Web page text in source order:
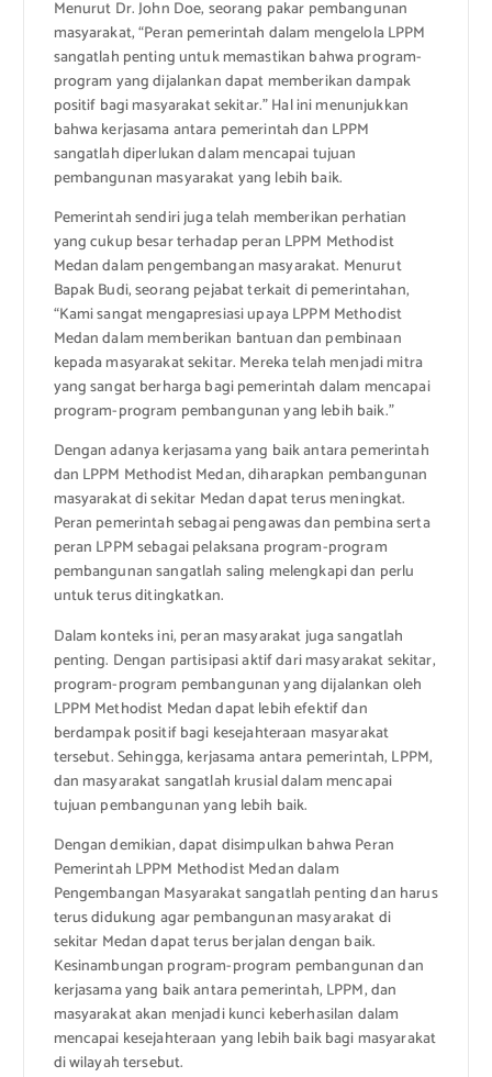
Menurut Dr. John Doe, seorang pakar pembangunan
masyarakat, “Peran pemerintah dalam mengelola LPPM
sangatlah penting untuk memastikan bahwa program-
program yang dijalankan dapat memberikan dampak
positif bagi masyarakat sekitar.” Hal ini menunjukkan
bahwa kerjasama antara pemerintah dan LPPM
sangatlah diperlukan dalam mencapai tujuan
pembangunan masyarakat yang lebih baik.
Pemerintah sendiri juga telah memberikan perhatian
yang cukup besar terhadap peran LPPM Methodist
Medan dalam pengembangan masyarakat. Menurut
Bapak Budi, seorang pejabat terkait di pemerintahan,
“Kami sangat mengapresiasi upaya LPPM Methodist
Medan dalam memberikan bantuan dan pembinaan
kepada masyarakat sekitar. Mereka telah menjadi mitra
yang sangat berharga bagi pemerintah dalam mencapai
program-program pembangunan yang lebih baik.”
Dengan adanya kerjasama yang baik antara pemerintah
dan LPPM Methodist Medan, diharapkan pembangunan
masyarakat di sekitar Medan dapat terus meningkat.
Peran pemerintah sebagai pengawas dan pembina serta
peran LPPM sebagai pelaksana program-program
pembangunan sangatlah saling melengkapi dan perlu
untuk terus ditingkatkan.
Dalam konteks ini, peran masyarakat juga sangatlah
penting. Dengan partisipasi aktif dari masyarakat sekitar,
program-program pembangunan yang dijalankan oleh
LPPM Methodist Medan dapat lebih efektif dan
berdampak positif bagi kesejahteraan masyarakat
tersebut. Sehingga, kerjasama antara pemerintah, LPPM,
dan masyarakat sangatlah krusial dalam mencapai
tujuan pembangunan yang lebih baik.
Dengan demikian, dapat disimpulkan bahwa Peran
Pemerintah LPPM Methodist Medan dalam
Pengembangan Masyarakat sangatlah penting dan harus
terus didukung agar pembangunan masyarakat di
sekitar Medan dapat terus berjalan dengan baik.
Kesinambungan program-program pembangunan dan
kerjasama yang baik antara pemerintah, LPPM, dan
masyarakat akan menjadi kunci keberhasilan dalam
mencapai kesejahteraan yang lebih baik bagi masyarakat
di wilayah tersebut.